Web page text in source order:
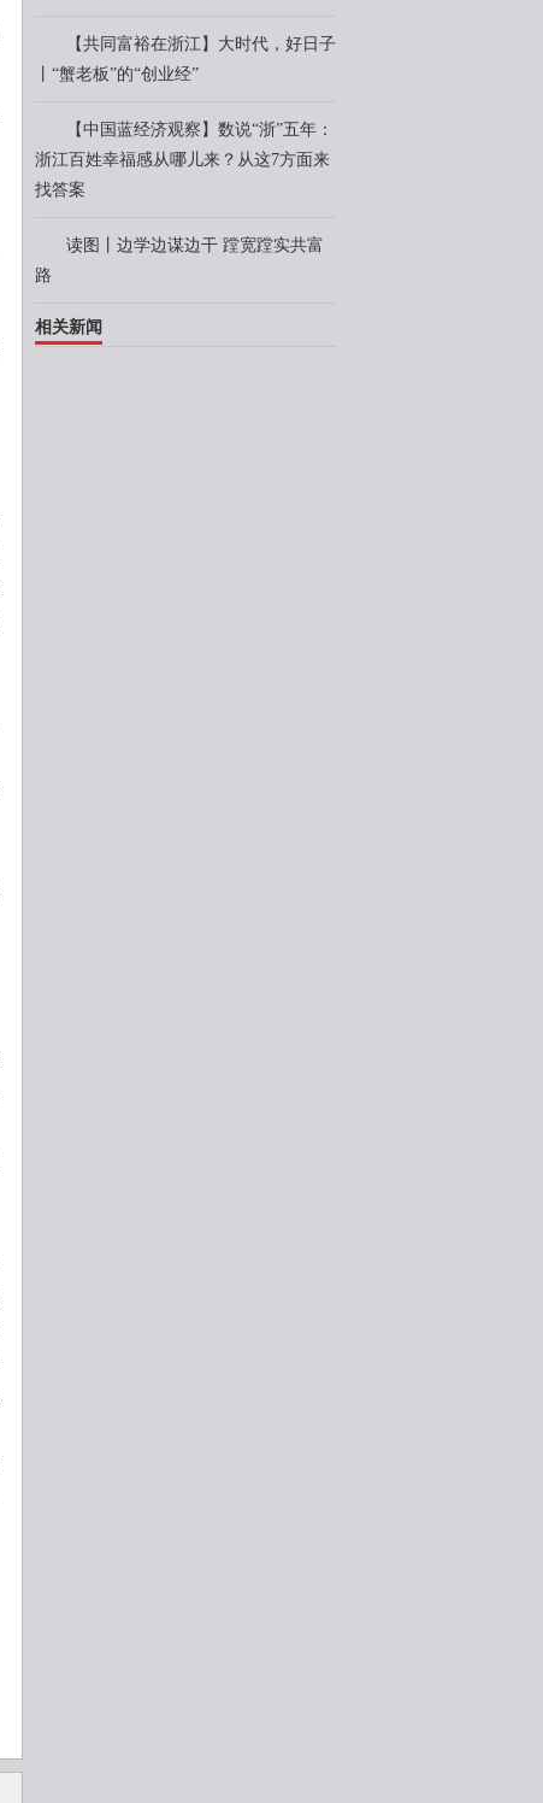
【共同富裕在浙江】大时代，好日子
丨“蟹老板”的“创业经”
【中国蓝经济观察】数说“浙”五年：
浙江百姓幸福感从哪儿来？从这7方面来
找答案
读图丨边学边谋边干 蹚宽蹚实共富
路
相关新闻